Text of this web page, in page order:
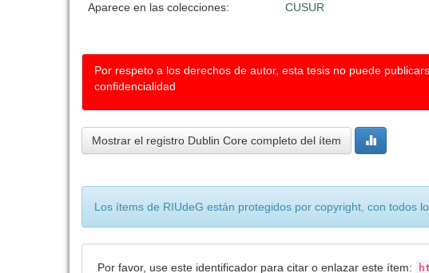
Aparece en las colecciones: CUSUR
Por respeto a los derechos de autor, esta tesis no puede
confidencialidad
Mostrar el registro Dublin Core completo del ítem
Los ítems de RIUdeG están protegidos por copyright, con todos
Por favor, use este identificador para citar o enlazar este ítem: